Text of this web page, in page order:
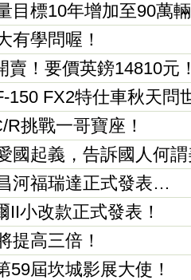
目標10年增加至90萬
有學問喔！
賣！要價英鎊14810元
150 FX2特仕車秋天問
挑戰一哥寶座！
國起義，告訴國人何
河福瑞達正式發表…
II小改款正式發表！
提高三倍！
59屆坎城影展大使！